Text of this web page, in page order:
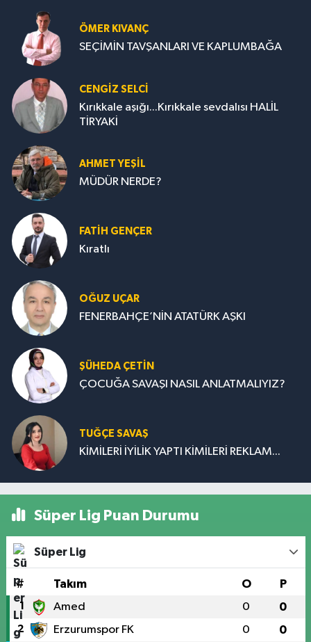
ÖMER KIVANÇ
SEÇİMİN TAVŞANLARI VE KAPLUMBAĞA
CENGİZ SELCİ
Kırıkkale aşığı...Kırıkkale sevdalısı HALİL
TİRYAKİ
AHMET YEŞİL
MÜDÜR NERDE?
FATIH GENÇER
Kıratlı
OĞUZ UÇAR
FENERBAHÇE’NİN ATATÜRK AŞKI
ŞÜHEDA ÇETİN
ÇOCUĞA SAVAŞI NASIL ANLATMALIYIZ?
TUĞÇE SAVAŞ
KİMİLERİ İYİLİK YAPTI KİMİLERİ REKLAM...
Süper Lig Puan Durumu
Süper Lig
# Takım O P
1 Amed 0 0
2 Erzurumspor FK 0 0